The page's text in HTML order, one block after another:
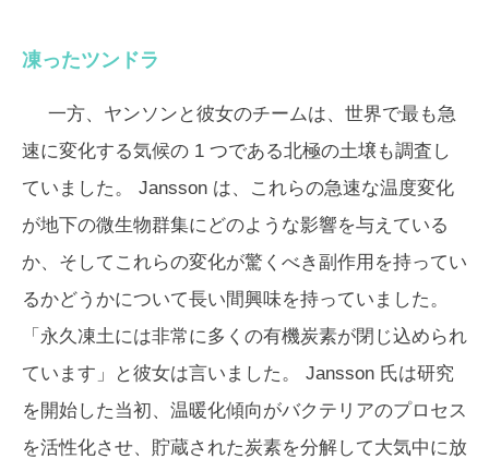
凍ったツンドラ
一方、ヤンソンと彼女のチームは、世界で最も急
速に変化する気候の 1 つである北極の土壌も調査し
ていました。 Jansson は、これらの急速な温度変化
が地下の微生物群集にどのような影響を与えている
か、そしてこれらの変化が驚くべき副作用を持ってい
るかどうかについて長い間興味を持っていました。
「永久凍土には非常に多くの有機炭素が閉じ込められ
ています」と彼女は言いました。 Jansson 氏は研究
を開始した当初、温暖化傾向がバクテリアのプロセス
を活性化させ、貯蔵された炭素を分解して大気中に放